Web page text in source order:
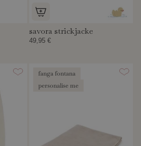
savora strickjacke
49,95 €
fanga fontana
personalise me